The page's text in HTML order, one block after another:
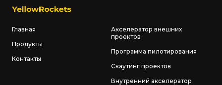
Главная
Продукты
Контакты
Акселератор внешних
проектов
Программа пилотирования
Скаутинг проектов
Внутренний акселератор